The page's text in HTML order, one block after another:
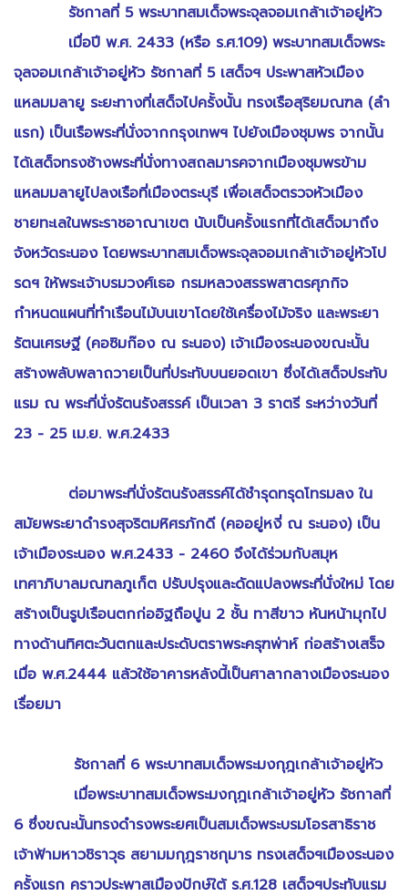
รัชกาลที่ 5 พระบาทสมเด็จพระจุลจอมเกล้าเจ้าอยู่หัว
เมื่อปี พ.ศ. 2433 (หรือ ร.ศ.109) พระบาทสมเด็จพระ
จุลจอมเกล้าเจ้าอยู่หัว รัชกาลที่ 5 เสด็จฯ ประพาสหัวเมือง
แหลมมลายู ระยะทางที่เสด็จไปครั้งนั้น ทรงเรือสุริยมณฑล (ลำ
แรก) เป็นเรือพระที่นั่งจากกรุงเทพฯ ไปยังเมืองชุมพร จากนั้น
ได้เสด็จทรงช้างพระที่นั่งทางสถลมารคจากเมืองชุมพรข้าม
แหลมมลายูไปลงเรือที่เมืองตระบุรี เพื่อเสด็จตรวจหัวเมือง
ชายทะเลในพระราชอาณาเขต นับเป็นครั้งแรกที่ได้เสด็จมาถึง
จังหวัดระนอง โดยพระบาทสมเด็จพระจุลจอมเกล้าเจ้าอยู่หัวโป
รดฯ ให้พระเจ้าบรมวงศ์เธอ กรมหลวงสรรพสาตรศุภกิจ
กำหนดแผนที่ทำเรือนไม้บนเขาโดยใช้เครื่องไม้จริง และพระยา
รัตนเศรษฐี (คอซิมก๊อง ณ ระนอง) เจ้าเมืองระนองขณะนั้น
สร้างพลับพลาถวายเป็นที่ประทับบนยอดเขา ซึ่งได้เสด็จประทับ
แรม ณ พระที่นั่งรัตนรังสรรค์ เป็นเวลา 3 ราตรี ระหว่างวันที่
23 - 25 เม.ย. พ.ศ.2433
ต่อมาพระที่นั่งรัตนรังสรรค์ได้ชำรุดทรุดโทรมลง ใน
สมัยพระยาดำรงสุจริตมหิศรภักดี (คออยู่หงี่ ณ ระนอง) เป็น
เจ้าเมืองระนอง พ.ศ.2433 - 2460 จึงได้ร่วมกับสมุห
เทศาภิบาลมณฑลภูเก็ต ปรับปรุงและดัดแปลงพระที่นั่งใหม่ โดย
สร้างเป็นรูปเรือนตกก่ออิฐถือปูน 2 ชั้น ทาสีขาว หันหน้ามุกไป
ทางด้านทิศตะวันตกและประดับตราพระครุฑพ่าห์ ก่อสร้างเสร็จ
เมื่อ พ.ศ.2444 แล้วใช้อาคารหลังนี้เป็นศาลากลางเมืองระนอง
เรื่อยมา
รัชกาลที่ 6 พระบาทสมเด็จพระมงกุฎเกล้าเจ้าอยู่หัว
เมื่อพระบาทสมเด็จพระมงกุฎเกล้าเจ้าอยู่หัว รัชกาลที่
6 ซึ่งขณะนั้นทรงดำรงพระยศเป็นสมเด็จพระบรมโอรสาธิราช
เจ้าฟ้ามหาวชิราวุธ สยามมกุฎราชกุมาร ทรงเสด็จฯเมืองระนอง
ครั้งแรก คราวประพาสเมืองปักษ์ใต้ ร.ศ.128 เสด็จฯประทับแรม